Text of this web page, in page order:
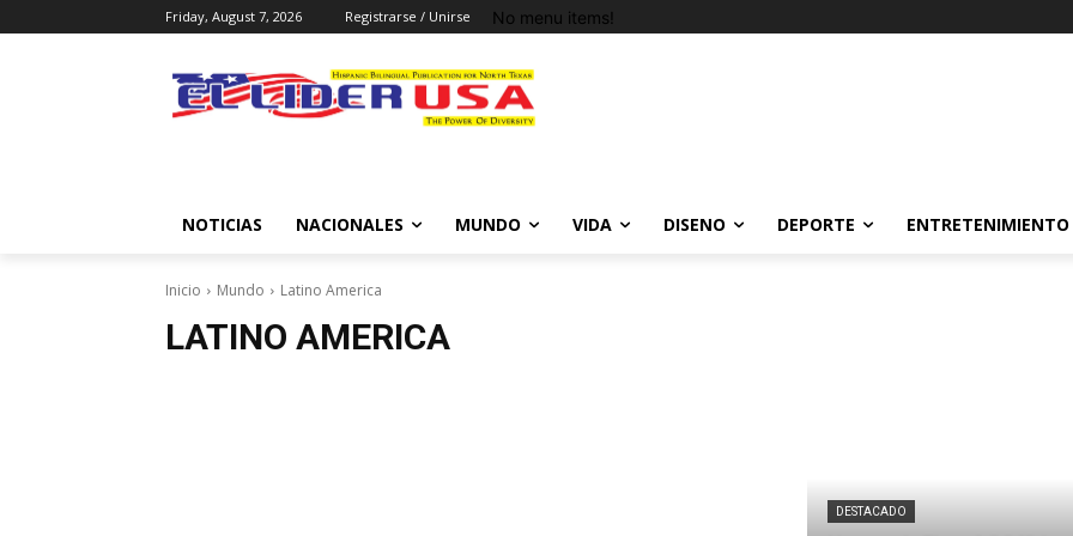
Friday, August 7, 2026 Registrarse / Unirse No menu items!
NOTICIAS NACIONALES MUNDO VIDA DISENO DEPORTE ENTRETENIMIENTO
Inicio Mundo Latino America
LATINO AMERICA
DESTACADO